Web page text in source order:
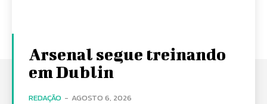
Arsenal segue treinando
em Dublin
REDAÇÃO - AGOSTO 6, 2026